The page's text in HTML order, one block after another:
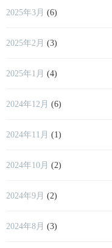
2025年3月 (6)
2025年2月 (3)
2025年1月 (4)
2024年12月 (6)
2024年11月 (1)
2024年10月 (2)
2024年9月 (2)
2024年8月 (3)